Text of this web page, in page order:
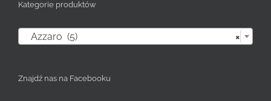
Kategorie produktów
×
Azzaro (5)
Znajdź nas na Facebooku